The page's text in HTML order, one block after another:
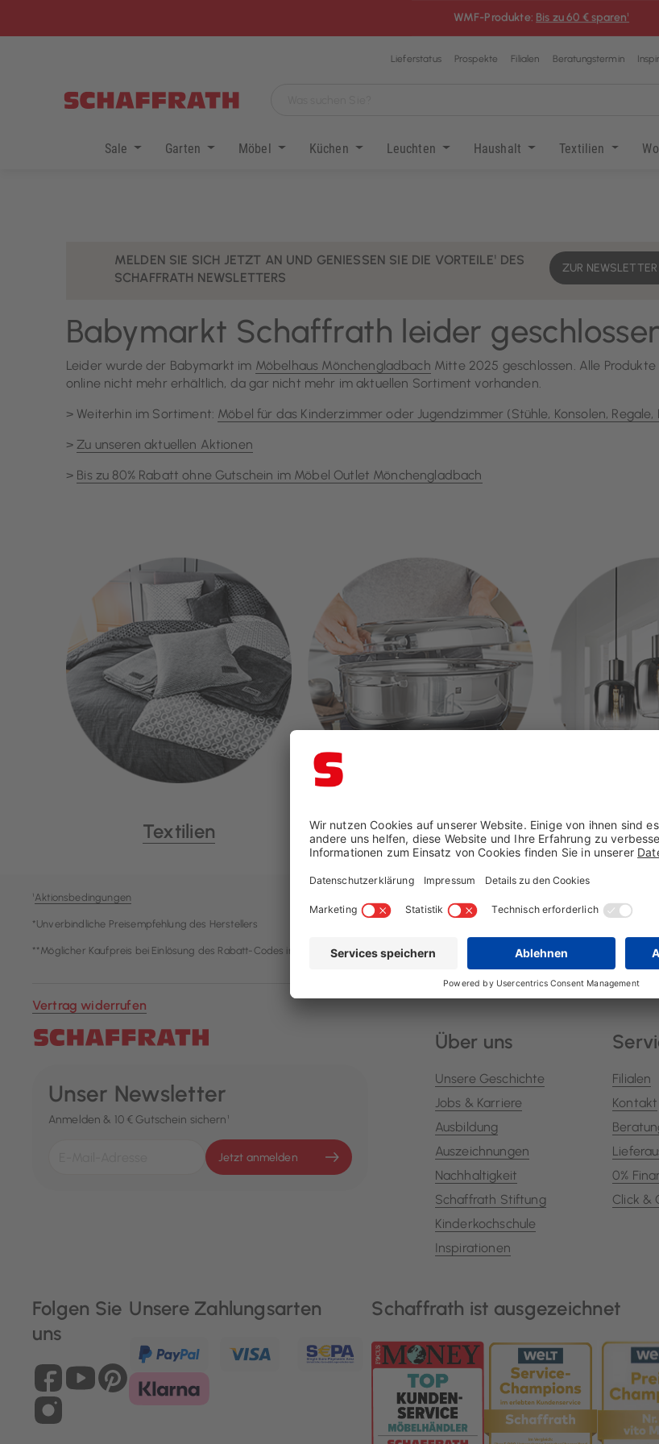
WMF-Produkte: Bis zu 60 € sparen¹
Lieferstatus Prospekte Filialen Beratungstermin
Sale Garten Möbel Küchen Leuchten Haushalt Textilien
MELDEN SIE SICH JETZT AN UND GENIESSEN SIE DIE VORTEILE¹ DES
SCHAFFRATH NEWSLETTERS
ZUR
Babymarkt Schaffrath leider
Leider wurde der Babymarkt im Möbelhaus Mönchengladbach Mitte 2025 geschlossen. Alle
online nicht mehr erhältlich, da gar nicht mehr im aktuellen Sortiment vorhanden.
> Weiterhin im Sortiment: Möbel für das Kinderzimmer oder Jugendzimmer (Stühle, Konsolen,
> Zu unseren aktuellen Aktionen
> Bis zu 80% Rabatt ohne Gutschein im Möbel Outlet Mönchengladbach
Textilien Haushalt
¹Aktionsbedingungen
*Unverbindliche Preisempfehlung des Herstellers
**Möglicher Kaufpreis bei Einlösung des Rabatt-Codes im Warenkorb
Vertrag widerrufen
Unser Newsletter
Anmelden & 10 € Gutschein sichern¹
Jetzt anmelden
Über uns
Unsere Geschichte
Jobs & Karriere
Ausbildung
Auszeichnungen
Nachhaltigkeit
Schaffrath Stiftung
Kinderkochschule
Inspirationen
Filialen
Kontakt
0%
Click &
Folgen Sie
uns
Unsere Zahlungsarten Schaffrath ist ausgezeichnet